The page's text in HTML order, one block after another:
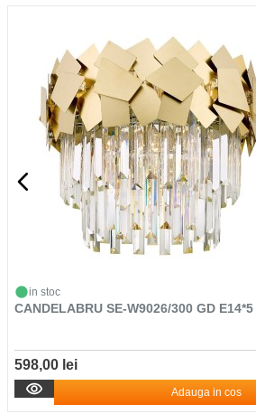
in stoc
CANDELABRU SE-W9026/300 GD
598,00 lei
Adauga in cos